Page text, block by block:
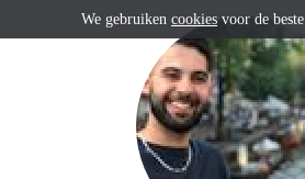
We gebruiken cookies voor de